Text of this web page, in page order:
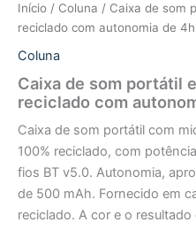
Início / Coluna / Caixa de som
reciclado com autonomia de 4h
Coluna
Caixa de som portátil
reciclado com
Caixa de som portátil com
100% reciclado, com
fios BT v5.0. Autonomia,
de 500 mAh. Fornecido em
reciclado. A cor e o